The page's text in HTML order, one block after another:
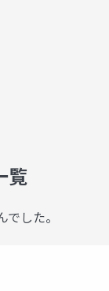
覧
した。